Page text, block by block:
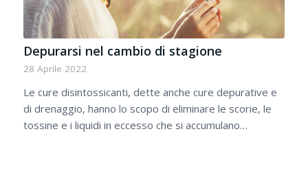
Depurarsi nel cambio di stagione
28 Aprile 2022
Le cure disintossicanti, dette anche cure depurative e
di drenaggio, hanno lo scopo di eliminare le scorie, le
tossine e i liquidi in eccesso che si accumulano…